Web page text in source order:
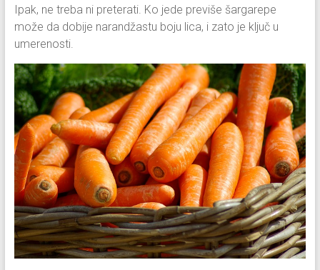
Ipak, ne treba ni preterati. Ko jede previše šargarepe
može da dobije narandžastu boju lica, i zato je ključ u
umerenosti.